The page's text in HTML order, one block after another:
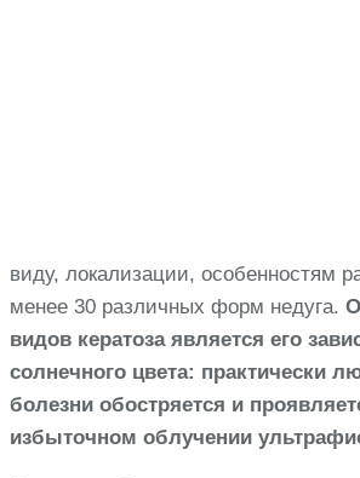
виду, локализации, особенностям
менее 30 различных форм недуга.
видов кератоза является его
солнечного цвета: практически
болезни обостряется и
избыточном облучении